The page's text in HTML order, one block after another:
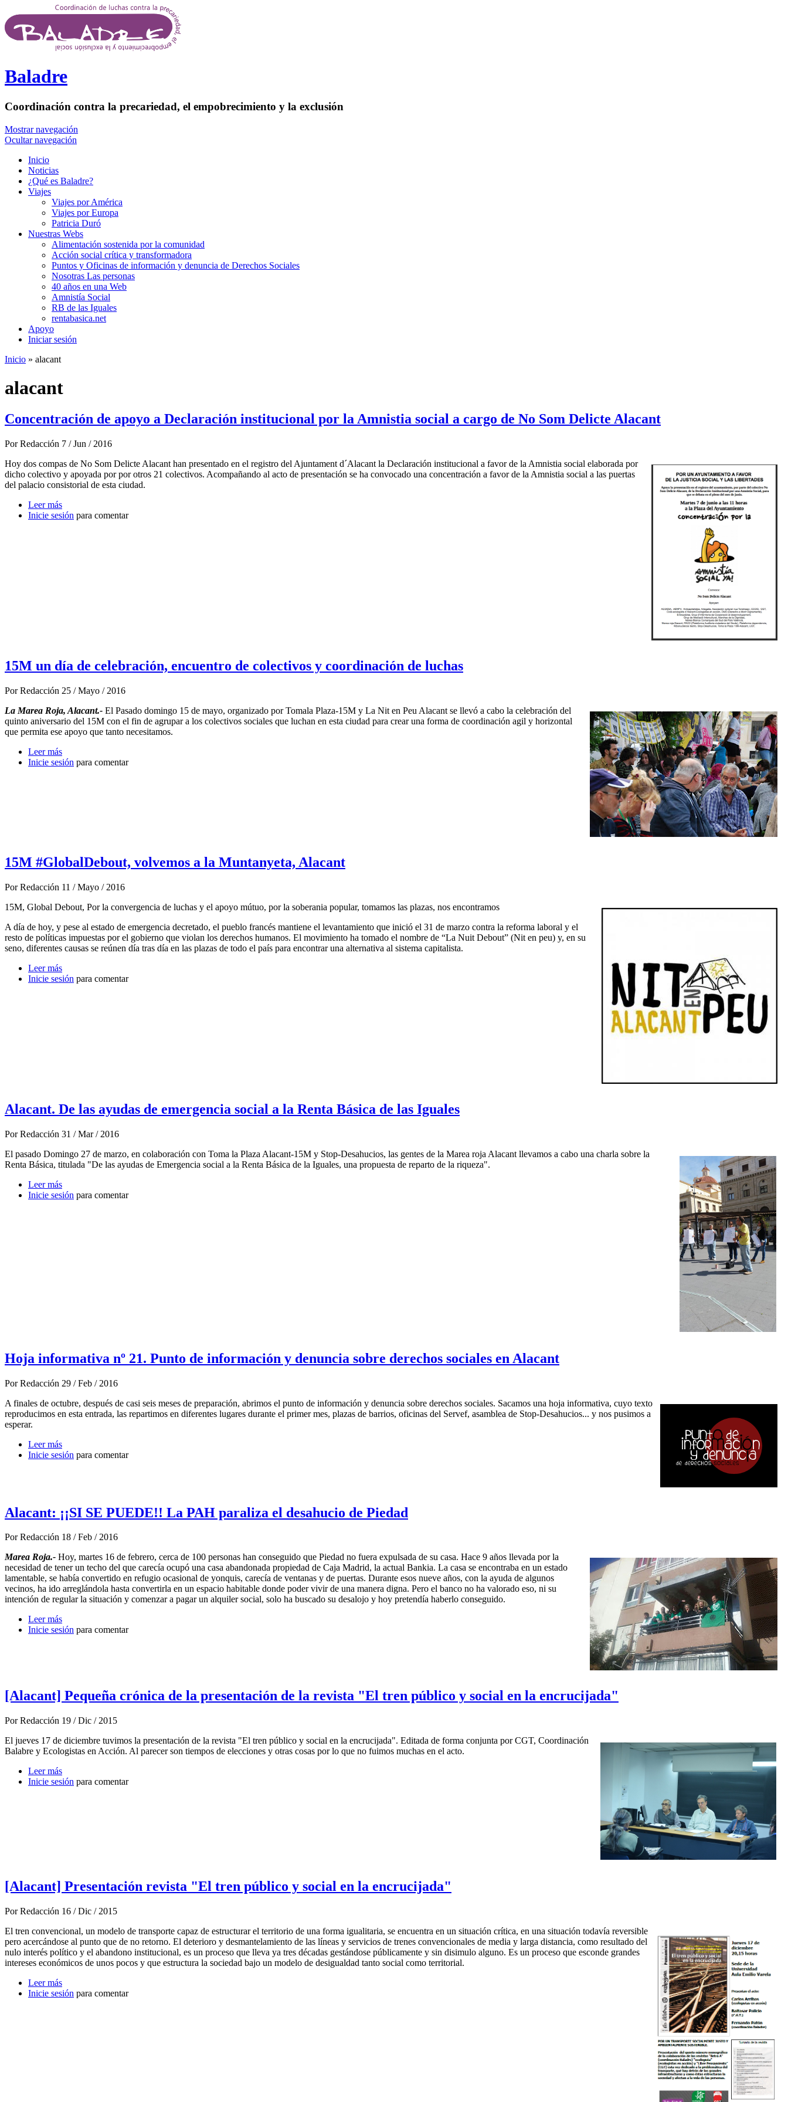
Pasar al contenido principal
Baladre
Coordinación contra la precariedad, el empobrecimiento y la exclusión
Mostrar navegación
Ocultar navegación
Inicio
Noticias
¿Qué es Baladre?
Viajes
Viajes por América
Viajes por Europa
Patricia Duró
Nuestras Webs
Alimentación sostenida por la comunidad
Acción social crítica y transformadora
Puntos y Oficinas de información y denuncia de Derechos Sociales
Nosotras Las personas
40 años en una Web
Amnistía Social
RB de las Iguales
rentabasica.net
Apoyo
Iniciar sesión
Inicio » alacant
alacant
Concentración de apoyo a Declaración institucional por la Amnistia social a cargo de No Som Delicte Alacant
PorRedacción 7 / Jun / 2016
Hoy dos compas de No Som Delicte Alacant han presentado en el registro del Ajuntament d´Alacant la Declaración institucional a favor de la Amnistia social elaborada por
dicho colectivo y apoyada por por otros 21 colectivos. Acompañando al acto de presentación se ha convocado una concentración a favor de la Amnistia social a las puertas
del palacio consistorial de esta ciudad.
Leer más
Inicie sesión para comentar
15M un día de celebración, encuentro de colectivos y coordinación de luchas
PorRedacción 25 / Mayo / 2016
La Marea Roja, Alacant.- El Pasado domingo 15 de mayo, organizado por Tomala Plaza-15M y La Nit en Peu Alacant se llevó a cabo la celebración del
quinto aniversario del 15M con el fin de agrupar a los colectivos sociales que luchan en esta ciudad para crear una forma de coordinación agil y horizontal
que permita ese apoyo que tanto necesitamos.
Leer más
Inicie sesión para comentar
15M #GlobalDebout, volvemos a la Muntanyeta, Alacant
PorRedacción 11 / Mayo / 2016
15M, Global Debout, Por la convergencia de luchas y el apoyo mútuo, por la soberania popular, tomamos las plazas, nos encontramos
A día de hoy, y pese al estado de emergencia decretado, el pueblo francés mantiene el levantamiento que inició el 31 de marzo contra la reforma laboral y el
resto de políticas impuestas por el gobierno que violan los derechos humanos. El movimiento ha tomado el nombre de “La Nuit Debout” (Nit en peu) y, en su
seno, diferentes causas se reúnen día tras día en las plazas de todo el país para encontrar una alternativa al sistema capitalista.
Leer más
Inicie sesión para comentar
Alacant. De las ayudas de emergencia social a la Renta Básica de las Iguales
PorRedacción 31 / Mar / 2016
El pasado Domingo 27 de marzo, en colaboración con Toma la Plaza Alacant-15M y Stop-Desahucios, las gentes de la Marea roja Alacant llevamos a cabo una charla sobre la
Renta Básica, titulada "De las ayudas de Emergencia social a la Renta Básica de la Iguales, una propuesta de reparto de la riqueza".
Leer más
Inicie sesión para comentar
Hoja informativa nº 21. Punto de información y denuncia sobre derechos sociales en Alacant
PorRedacción 29 / Feb / 2016
A finales de octubre, después de casi seis meses de preparación, abrimos el punto de información y denuncia sobre derechos sociales. Sacamos una hoja informativa, cuyo texto
reproducimos en esta entrada, las repartimos en diferentes lugares durante el primer mes, plazas de barrios, oficinas del Servef, asamblea de Stop-Desahucios... y nos pusimos a
esperar.
Leer más
Inicie sesión para comentar
Alacant: ¡¡SI SE PUEDE!! La PAH paraliza el desahucio de Piedad
PorRedacción 18 / Feb / 2016
Marea Roja.- Hoy, martes 16 de febrero, cerca de 100 personas han conseguido que Piedad no fuera expulsada de su casa. Hace 9 años llevada por la
necesidad de tener un techo del que carecía ocupó una casa abandonada propiedad de Caja Madrid, la actual Bankia. La casa se encontraba en un estado
lamentable, se había convertido en refugio ocasional de yonquis, carecía de ventanas y de puertas. Durante esos nueve años, con la ayuda de algunos
vecinos, ha ido arreglándola hasta convertirla en un espacio habitable donde poder vivir de una manera digna. Pero el banco no ha valorado eso, ni su
intención de regular la situación y comenzar a pagar un alquiler social, solo ha buscado su desalojo y hoy pretendía haberlo conseguido.
Leer más
Inicie sesión para comentar
[Alacant] Pequeña crónica de la presentación de la revista "El tren público y social en la encrucijada"
PorRedacción 19 / Dic / 2015
El jueves 17 de diciembre tuvimos la presentación de la revista "El tren público y social en la encrucijada". Editada de forma conjunta por CGT, Coordinación
Balabre y Ecologistas en Acción. Al parecer son tiempos de elecciones y otras cosas por lo que no fuimos muchas en el acto.
Leer más
Inicie sesión para comentar
[Alacant] Presentación revista "El tren público y social en la encrucijada"
PorRedacción 16 / Dic / 2015
El tren convencional, un modelo de transporte capaz de estructurar el territorio de una forma igualitaria, se encuentra en un situación crítica, en una situación todavía reversible
pero acercándose al punto que de no retorno. El deterioro y desmantelamiento de las líneas y servicios de trenes convencionales de media y larga distancia, como resultado del
nulo interés político y el abandono institucional, es un proceso que lleva ya tres décadas gestándose públicamente y sin disimulo alguno. Es un proceso que esconde grandes
intereses económicos de unos pocos y que estructura la sociedad bajo un modelo de desigualdad tanto social como territorial.
Leer más
Inicie sesión para comentar